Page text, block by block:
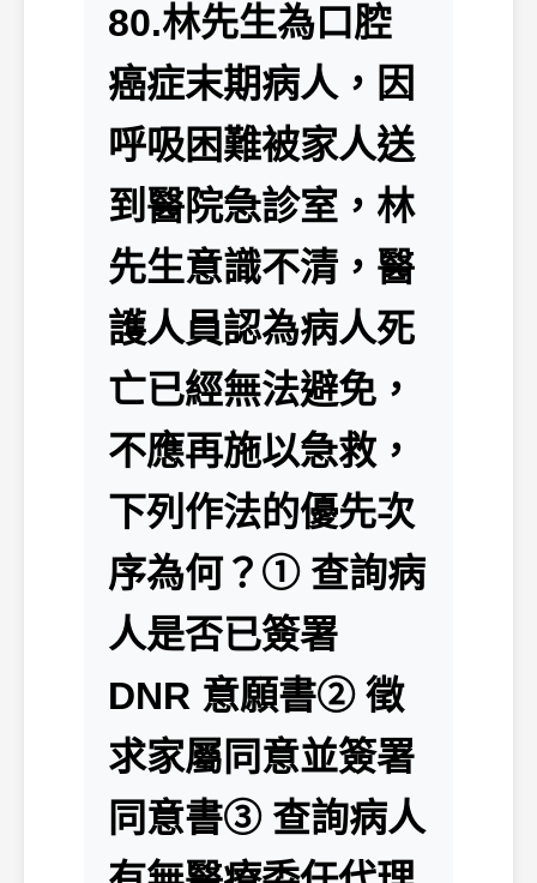
80.林先生為口腔
癌症末期病人，因
呼吸困難被家人送
到醫院急診室，林
先生意識不清，醫
護人員認為病人死
亡已經無法避免，
不應再施以急救，
下列作法的優先次
序為何？① 查詢病
人是否已簽署
DNR 意願書② 徵
求家屬同意並簽署
同意書③ 查詢病人